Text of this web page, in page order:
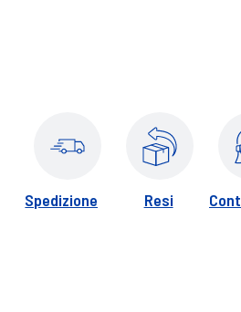
Spedizione Resi